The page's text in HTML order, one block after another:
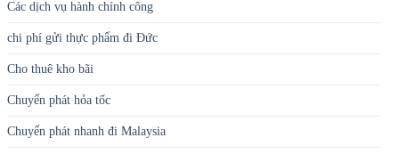
Các dịch vụ hành chính công
chi phí gửi thực phẩm đi Đức
Cho thuê kho bãi
Chuyển phát hỏa tốc
Chuyển phát nhanh đi Malaysia